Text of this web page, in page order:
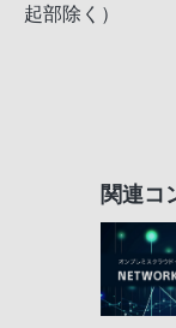
起部除く）
関連コ